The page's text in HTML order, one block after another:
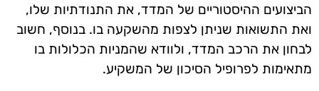
הביצועים ההיסטוריים של המדד, את התנודתיות שלו,
ואת התשואות שניתן לצפות מהשקעה בו. בנוסף, חשוב
לבחון את הרכב המדד, ולוודא שהמניות הכלולות בו
מתאימות לפרופיל הסיכון של המשקיע.